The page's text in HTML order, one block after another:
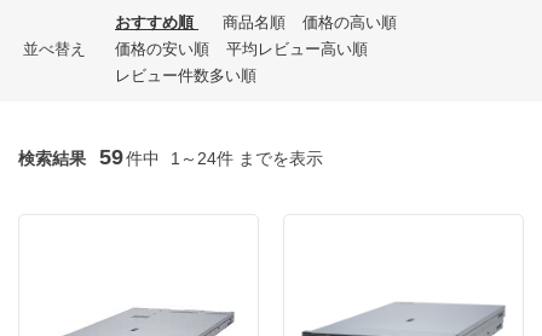
並べ替え
おすすめ順 商品名順
価格の高い順
価格の安い順
平均レビュー高い順
レビュー件数多い順
検索結果 59件中 1～24件 までを表示